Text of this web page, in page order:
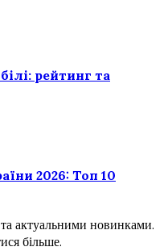
рейтинг та
2026: Топ 10
актуальними новинками.
більше.